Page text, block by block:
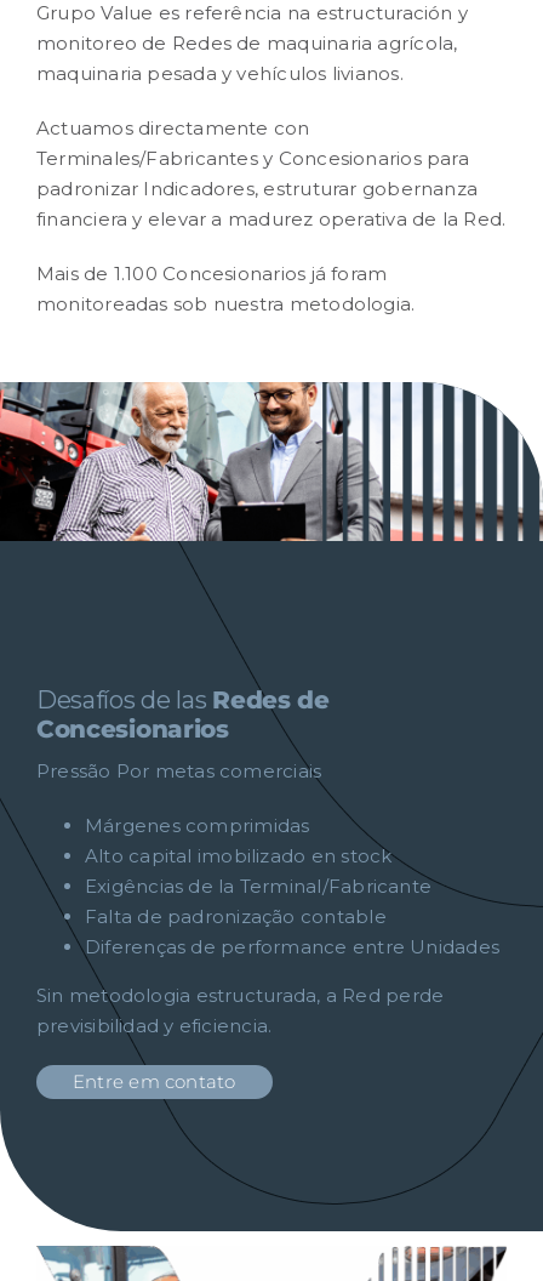
CONTACTO
Grupo Value es referência na estructuración y
monitoreo de Redes de maquinaria agrícola,
maquinaria pesada y vehículos livianos.
Actuamos directamente con
Terminales/Fabricantes y Concesionarios para
padronizar Indicadores, estruturar gobernanza
financiera y elevar a madurez operativa de la Red.
Mais de 1.100 Concesionarios já foram
monitoreadas sob nuestra metodologia.
Desafíos de las Redes de
Concesionarios
Pressão Por metas comerciais
Márgenes comprimidas
Alto capital imobilizado en stock
Exigências de la Terminal/Fabricante
Falta de padronização contable
Diferenças de performance entre Unidades
Sin metodologia estructurada, a Red perde
previsibilidad y eficiencia.
Entre em contato